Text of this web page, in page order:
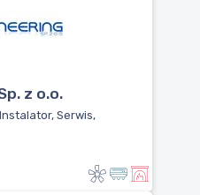
z o.o.
Serwis,